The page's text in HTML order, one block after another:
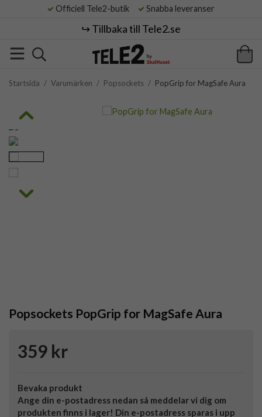
Officiell Tele2-butik Snabba leveranser
↪️ Tillbaka till Tele2.se
Startsida / Varumärken / Popsockets / PopGrip for MagSafe Aura
Popsockets PopGrip for MagSafe Aura
359 kr
Bevaka produkt
Ange din e-postadress nedan så meddelar vi dig om
produkten finns i lager! Din e-postadress sparas i upp